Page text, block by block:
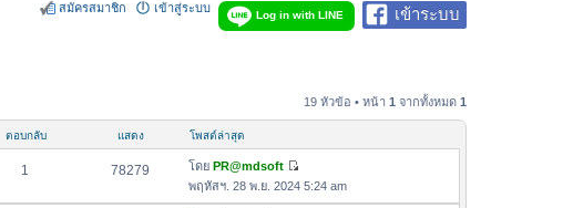
เข้าระบบ
Log in with LINE
เข้าสู่ระบบ
สมัครสมาชิก
19 หัวข้อ • หน้า 1 จากทั้งหมด 1
ตอบกลับ แสดง โพสต์ล่าสุด
1 78279 โดย PR@mdsoft
ดู
ข้
พฤหัสฯ. 28 พ.ย. 2024 5:24 am